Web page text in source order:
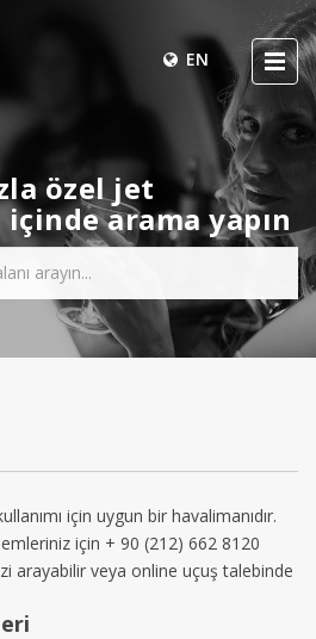
EN
özel jet
arama yapın
için uygun bir havalimanıdır.
için + 90 (212) 662 8120
arayabilir veya online uçuş talebinde